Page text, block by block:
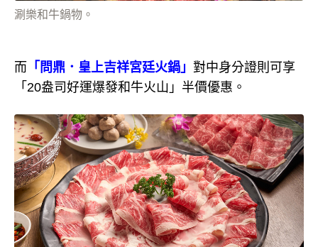
涮樂和牛鍋物。
而 「問鼎．皇上吉祥宮廷火鍋」 對中身分證則可享
「20盎司好運爆發和牛火山」半價優惠。